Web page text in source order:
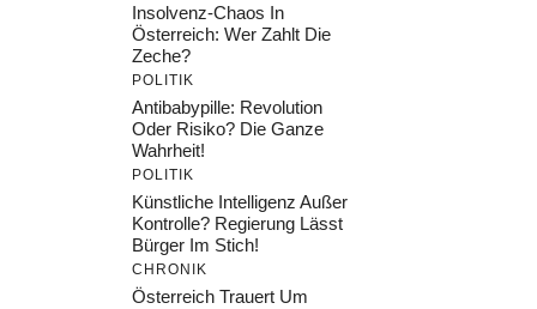
Insolvenz-Chaos In
Österreich: Wer Zahlt Die
Zeche?
POLITIK
Antibabypille: Revolution
Oder Risiko? Die Ganze
Wahrheit!
POLITIK
Künstliche Intelligenz Außer
Kontrolle? Regierung Lässt
Bürger Im Stich!
CHRONIK
Österreich Trauert Um